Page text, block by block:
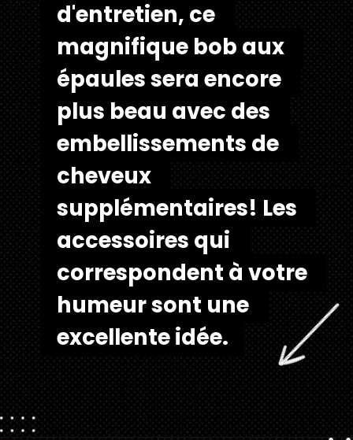
d'entretien, ce
magnifique bob aux
épaules sera encore
plus beau avec des
embellissements de
cheveux
supplémentaires! Les
accessoires qui
correspondent à votre
humeur sont une
excellente idée.
d'entretien, ce
magnifique bob aux
épaules sera encore
plus beau avec des
embellissements de
cheveux
supplémentaires! Les
accessoires qui
correspondent à votre
humeur sont une
excellente idée.